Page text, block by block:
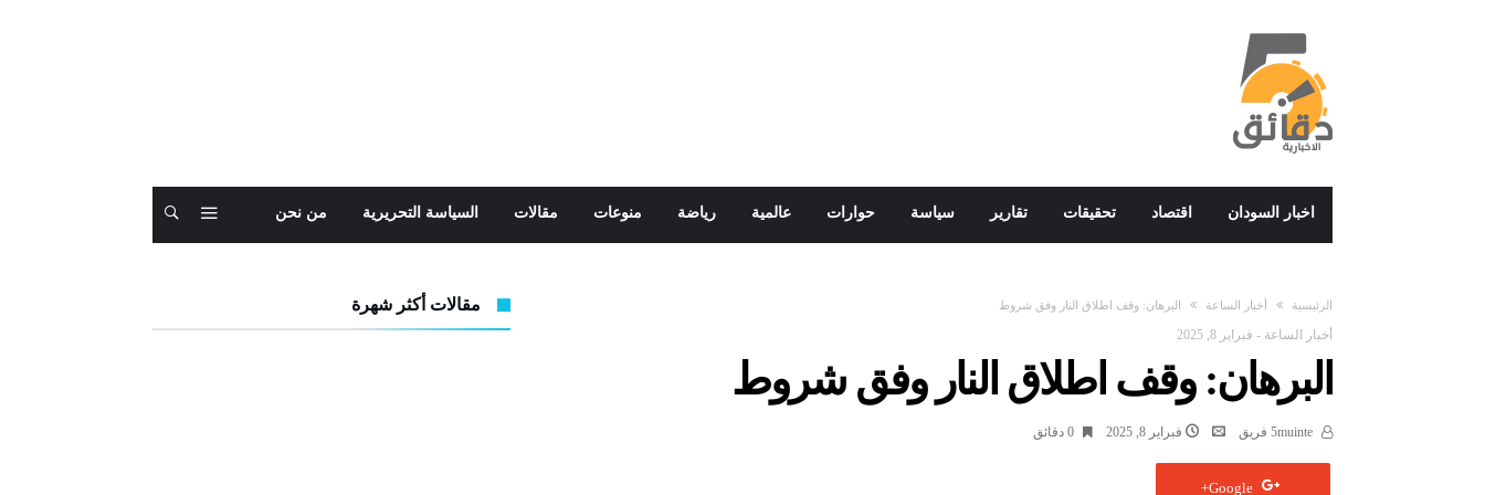
اخبار السودان اقتصاد تحقيقات تقارير سياسة حوارات عالمية رياضة منوعات مقالات السياسة التحريرية من نحن
‫الرئيسية‬ أخبار الساعة البرهان: وقف اطلاق النار وفق شروط
أخبار الساعة - فبراير 8, 2025
البرهان: وقف اطلاق النار وفق شروط
فبراير 8, 2025 0 ‫دقائق‬
Google+
مقالات أكثر شهرة